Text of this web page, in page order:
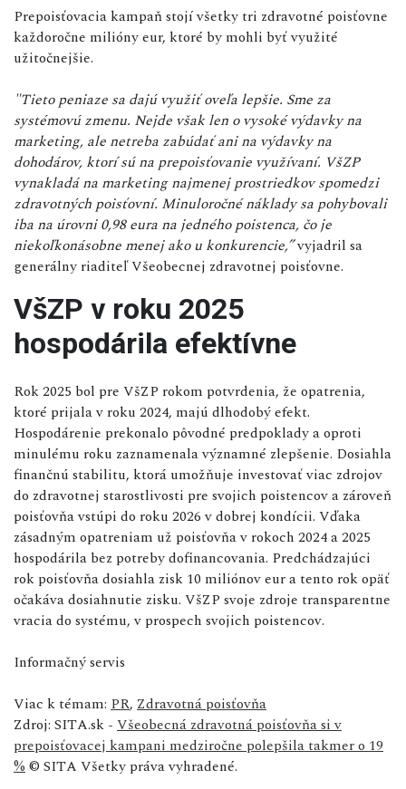
Prepoisťovacia kampaň stojí všetky tri zdravotné poisťovne
každoročne milióny eur, ktoré by mohli byť využité
užitočnejšie.
"Tieto peniaze sa dajú využiť oveľa lepšie. Sme za
systémovú zmenu. Nejde však len o vysoké výdavky na
marketing, ale netreba zabúdať ani na výdavky na
dohodárov, ktorí sú na prepoisťovanie využívaní. VšZP
vynakladá na marketing najmenej prostriedkov spomedzi
zdravotných poisťovní. Minuloročné náklady sa pohybovali
iba na úrovni 0,98 eura na jedného poistenca, čo je
niekoľkonásobne menej ako u konkurencie,”vyjadril sa
generálny riaditeľ Všeobecnej zdravotnej poisťovne.
VšZP v roku 2025
hospodárila efektívne
Rok 2025 bol pre VšZP rokom potvrdenia, že opatrenia,
ktoré prijala v roku 2024, majú dlhodobý efekt.
Hospodárenie prekonalo pôvodné predpoklady a oproti
minulému roku zaznamenala významné zlepšenie. Dosiahla
finančnú stabilitu, ktorá umožňuje investovať viac zdrojov
do zdravotnej starostlivosti pre svojich poistencov a zároveň
poisťovňa vstúpi do roku 2026 v dobrej kondícii. Vďaka
zásadným opatreniam už poisťovňa v rokoch 2024 a 2025
hospodárila bez potreby dofinancovania. Predchádzajúci
rok poisťovňa dosiahla zisk 10 miliónov eur a tento rok opäť
očakáva dosiahnutie zisku. VšZP svoje zdroje transparentne
vracia do systému, v prospech svojich poistencov.
Informačný servis
Viac k témam: PR, Zdravotná poisťovňa
Zdroj: SITA.sk - Všeobecná zdravotná poisťovňa si v
prepoisťovacej kampani medziročne polepšila takmer o 19
% © SITA Všetky práva vyhradené.